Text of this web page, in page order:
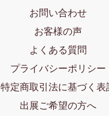
お問い合わせ
お客様の声
よくある質問
プライバシーポリシー
特定商取引法に基づく表
出展ご希望の方へ